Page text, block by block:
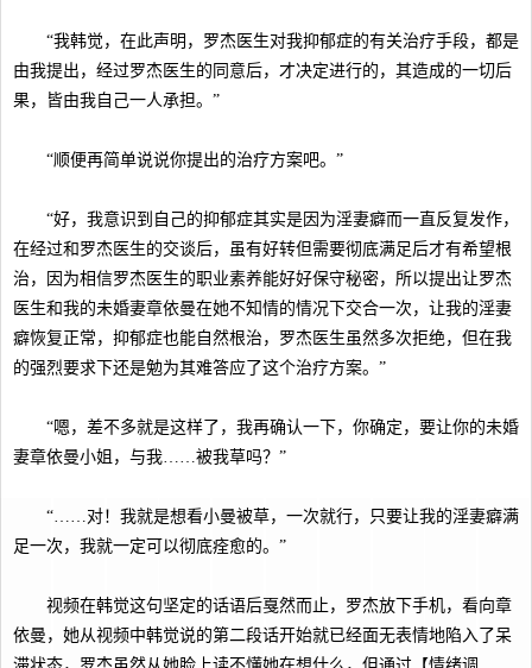
“我韩觉，在此声明，罗杰医生对我抑郁症的有关治疗手段，都是
由我提出，经过罗杰医生的同意后，才决定进行的，其造成的一切后
果，皆由我自己一人承担。”
“顺便再简单说说你提出的治疗方案吧。”
“好，我意识到自己的抑郁症其实是因为淫妻癖而一直反复发作，
在经过和罗杰医生的交谈后，虽有好转但需要彻底满足后才有希望根
治，因为相信罗杰医生的职业素养能好好保守秘密，所以提出让罗杰
医生和我的未婚妻章依曼在她不知情的情况下交合一次，让我的淫妻
癖恢复正常，抑郁症也能自然根治，罗杰医生虽然多次拒绝，但在我
的强烈要求下还是勉为其难答应了这个治疗方案。”
“嗯，差不多就是这样了，我再确认一下，你确定，要让你的未婚
妻章依曼小姐，与我……被我草吗？”
“……对！我就是想看小曼被草，一次就行，只要让我的淫妻癖满
足一次，我就一定可以彻底痊愈的。”
视频在韩觉这句坚定的话语后戛然而止，罗杰放下手机，看向章
依曼，她从视频中韩觉说的第二段话开始就已经面无表情地陷入了呆